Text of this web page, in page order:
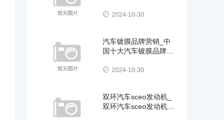
2024-10-30
汽车镀膜品牌营销_中
国十大汽车镀膜品牌排
2024-10-30
双环汽车sceo发动机_
双环汽车sceo发动机号